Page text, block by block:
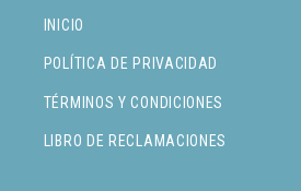
INICIO
POLÍTICA DE PRIVACIDAD
TÉRMINOS Y CONDICIONES
LIBRO DE RECLAMACIONES